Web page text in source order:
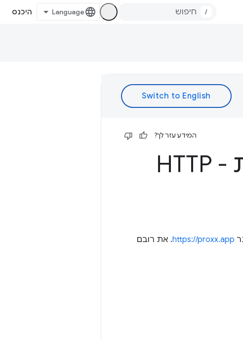
/ היכנס
המידע עזר לך?
ארבע פריצות דפדפן מטופשות - HTTP
https://proxx.app. את רובם